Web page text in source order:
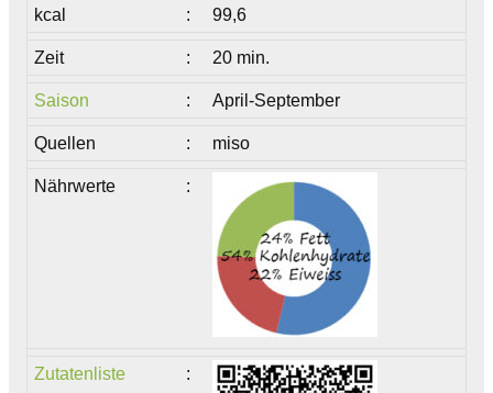
kcal : 99,6
Zeit : 20 min.
Saison : April-September
Quellen : miso
Nährwerte :
Zutatenliste :